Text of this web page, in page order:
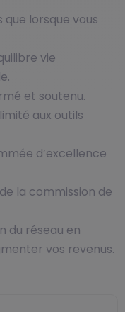
que lorsque vous
vie
et soutenu.
aux outils
d’excellence
de la commission de
du réseau en
vos revenus.